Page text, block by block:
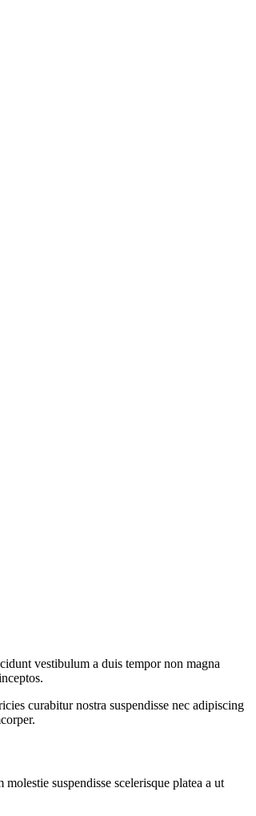
vestibulum a duis tempor non magna
curabitur nostra suspendisse nec adipiscing
suspendisse scelerisque platea a ut